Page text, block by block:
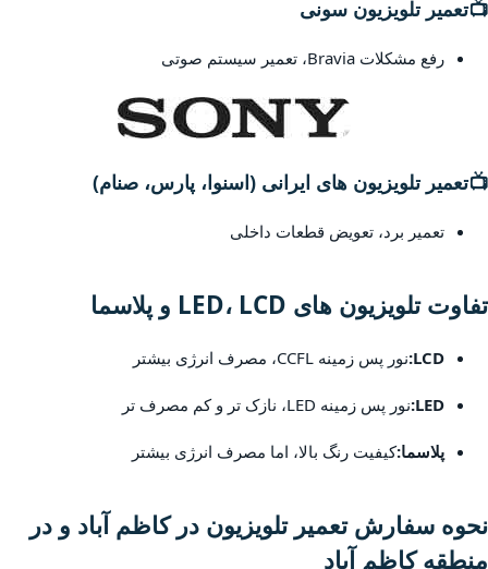
📺تعمیر تلویزیون سونی
رفع مشکلات Bravia، تعمیر سیستم صوتی
📺تعمیر تلویزیون های ایرانی (اسنوا، پارس، صنام)
تعمیر برد، تعویض قطعات داخلی
تفاوت تلویزیون های LED، LCD و پلاسما
LCD: نور پس زمینه CCFL، مصرف انرژی بیشتر
LED: نور پس زمینه LED، نازک تر و کم مصرف تر
پلاسما:کیفیت رنگ بالا، اما مصرف انرژی بیشتر
نحوه سفارش تعمیر تلویزیون در کاظم آباد و در
منطقه کاظم آباد